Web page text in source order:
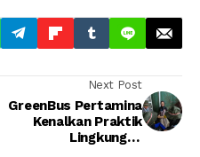
Next Post
GreenBus Pertamina
Kenalkan Praktik
Lingkungan